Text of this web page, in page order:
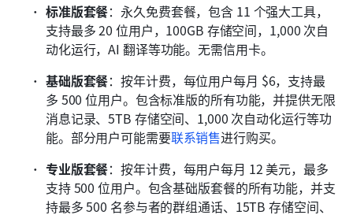
标准版套餐：永久免费套餐，包含 11 个强大工具，
支持最多 20 位用户，100GB 存储空间，1,000 次自
动化运行，AI 翻译等功能。无需信用卡。
基础版套餐：按年计费，每位用户每月 $6，支持最
多 500 位用户。包含标准版的所有功能，并提供无限
消息记录、5TB 存储空间、1,000 次自动化运行等功
能。部分用户可能需要联系销售进行购买。
专业版套餐：按年计费，每用户每月 12 美元，最多
支持 500 位用户。包含基础版套餐的所有功能，并支
持最多 500 名参与者的群组通话、15TB 存储空间、